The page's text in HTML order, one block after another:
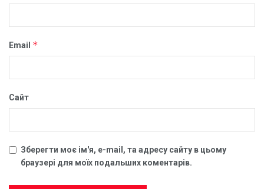
Email *
Сайт
Зберегти моє ім'я, e-mail, та адресу сайту в цьому
браузері для моїх подальших коментарів.